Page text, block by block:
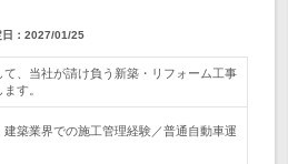
： 2027/01/25
て、当社が請け負う新築・リフォーム工事
す。
建築業界での施工管理経験／普通自動車運